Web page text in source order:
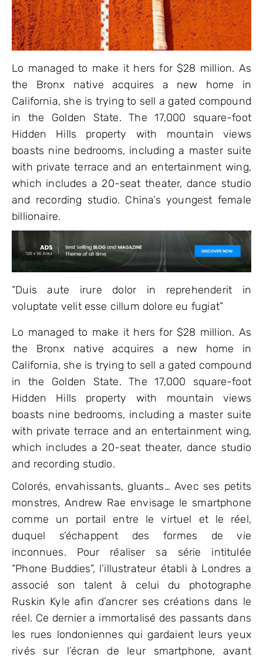
Lo managed to make it hers for $28 million. As
the Bronx native acquires a new home in
California, she is trying to sell a gated compound
in the Golden State. The 17,000 square-foot
Hidden Hills property with mountain views
boasts nine bedrooms, including a master suite
with private terrace and an entertainment wing,
which includes a 20-seat theater, dance studio
and recording studio. China’s youngest female
billionaire.
“Duis aute irure dolor in reprehenderit in
voluptate velit esse cillum dolore eu fugiat”
Lo managed to make it hers for $28 million. As
the Bronx native acquires a new home in
California, she is trying to sell a gated compound
in the Golden State. The 17,000 square-foot
Hidden Hills property with mountain views
boasts nine bedrooms, including a master suite
with private terrace and an entertainment wing,
which includes a 20-seat theater, dance studio
and recording studio.
Colorés, envahissants, gluants… Avec ses petits
monstres, Andrew Rae envisage le smartphone
comme un portail entre le virtuel et le réel,
duquel s’échappent des formes de vie
inconnues. Pour réaliser sa série intitulée
“Phone Buddies”, l’illustrateur établi à Londres a
associé son talent à celui du photographe
Ruskin Kyle afin d’ancrer ses créations dans le
réel. Ce dernier a immortalisé des passants dans
les rues londoniennes qui gardaient leurs yeux
rivés sur l’écran de leur smartphone, avant